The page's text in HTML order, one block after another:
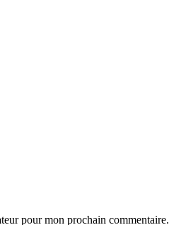
pour mon prochain commentaire.